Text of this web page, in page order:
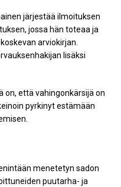
järjestää ilmoituksen
jossa hän toteaa ja
arviokirjan.
lisäksi
on, että vahingonkärsijä on
pyrkinyt estämään
menetetyn sadon
puutarha- ja